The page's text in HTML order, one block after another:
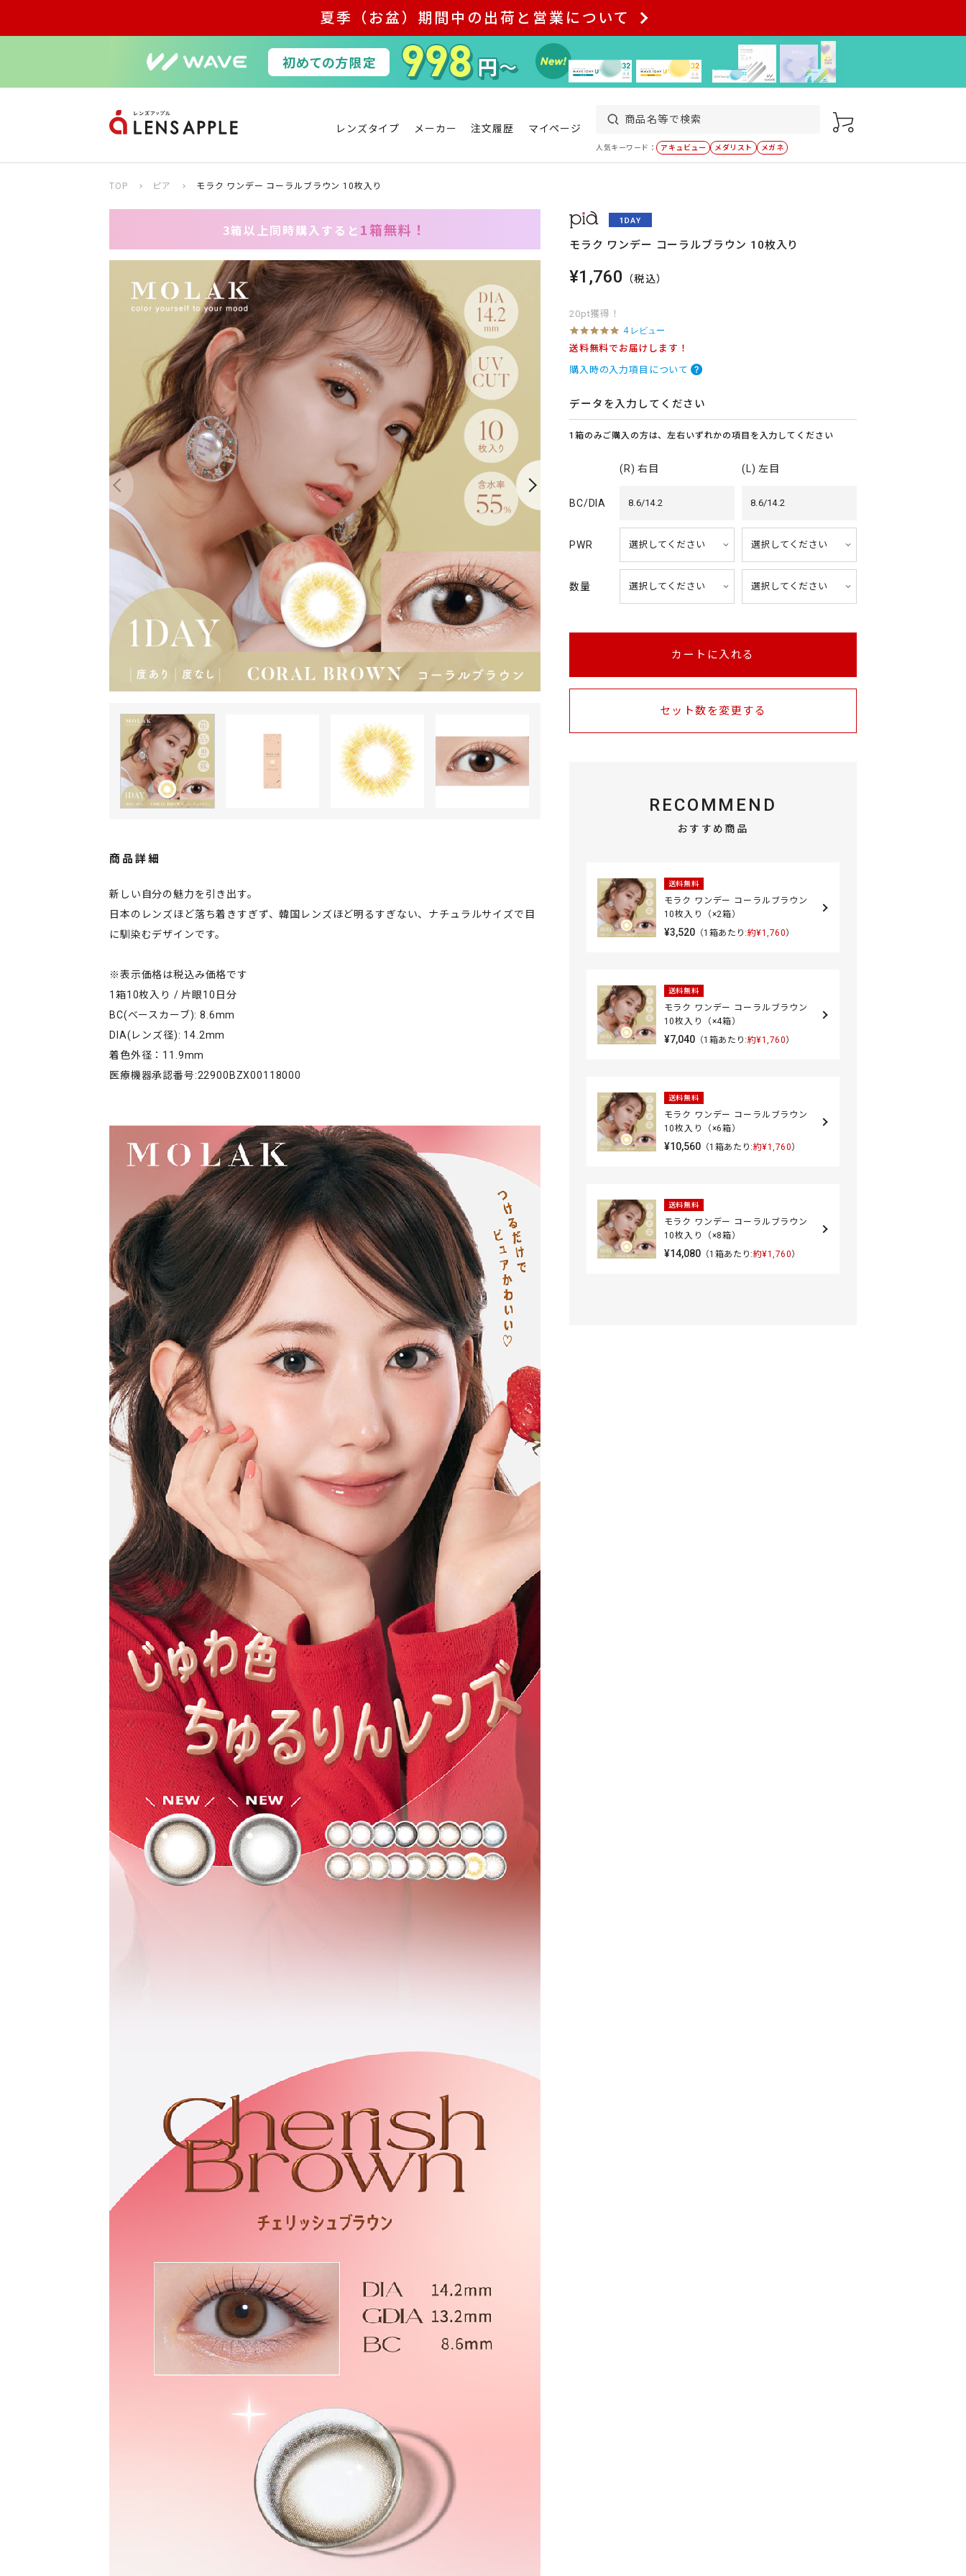
夏季（お盆）期間中の出荷と営業について
レンズタイプ メーカー 注文履歴 マイページ
人気キーワード： アキュビュー メダリスト メガネ
TOP ピア モラク ワンデー コーラルブラウン 10枚入り
3箱以上同時購入すると 1箱無料！
商品詳細
新しい自分の魅力を引き出す。
日本のレンズほど落ち着きすぎず、韓国レンズほど明るすぎない、ナチュラルサイズで目
に馴染むデザインです。
※表示価格は税込み価格です
1箱10枚入り / 片眼10日分
BC(ベースカーブ): 8.6mm
DIA(レンズ径): 14.2mm
着色外径：11.9mm
医療機器承認番号:22900BZX00118000
モラク ワンデー コーラルブラウン 10枚入り
¥1,760 （税込）
20pt獲得！
5
.
0
s
r
r
a
t
n
g
4 レビュー
送料無料でお届けします！
購入時の入力項目について
データを入力してください
1箱のみご購入の方は、左右いずれかの項目を入力してください
(R) 右目 (L) 左目
BC/DIA 8.6/14.2 8.6/14.2
PWR
数量
カートに入れる
セット数を変更する
RECOMMEND
おすすめ商品
送料無料
モラク ワンデー コーラルブラウン
10枚入り（×2箱）
¥3,520（1箱あたり:約¥1,760）
送料無料
モラク ワンデー コーラルブラウン
10枚入り（×4箱）
¥7,040（1箱あたり:約¥1,760）
送料無料
モラク ワンデー コーラルブラウン
10枚入り（×6箱）
¥10,560（1箱あたり:約¥1,760）
送料無料
モラク ワンデー コーラルブラウン
10枚入り（×8箱）
¥14,080（1箱あたり:約¥1,760）